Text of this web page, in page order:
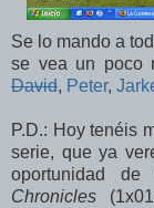
Se lo mando a
se vea un poco
David, Peter,
P.D.: Hoy tenéis
serie, que ya
oportunidad
Chronicles